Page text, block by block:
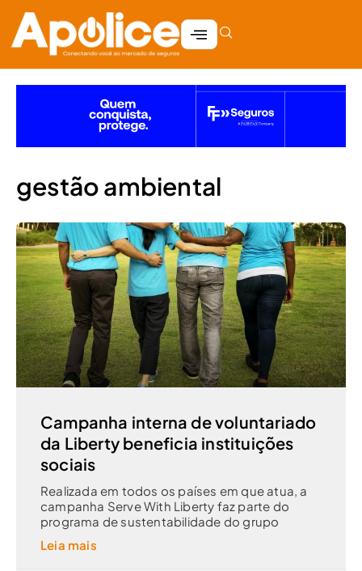
gestão ambiental
Campanha interna de voluntariado
da Liberty beneficia instituições
sociais
Realizada em todos os países em que atua, a
campanha Serve With Liberty faz parte do
programa de sustentabilidade do grupo
Leia mais